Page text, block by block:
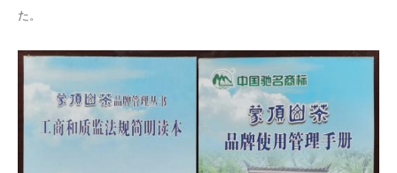
た。